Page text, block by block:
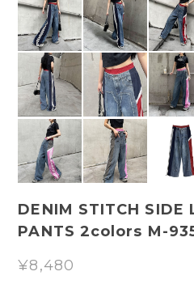
DENIM STITCH SIDE
PANTS 2colors M-
¥8,480